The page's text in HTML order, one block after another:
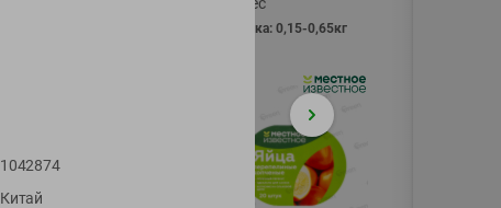
фасовка: 0,15-0,65кг
1042874
Китай